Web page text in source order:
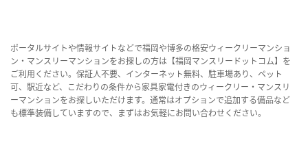
ポータルサイトや情報サイトなどで福岡や博多の格安ウィークリーマンショ
ン・マンスリーマンションをお探しの方は【福岡マンスリードットコム】を
ご利用ください。保証人不要、インターネット無料、駐車場あり、ペット
可、駅近など、こだわりの条件から家具家電付きのウィークリー・マンスリ
ーマンションをお探しいただけます。通常はオプションで追加する備品など
も標準装備していますので、まずはお気軽にお問い合わせください。